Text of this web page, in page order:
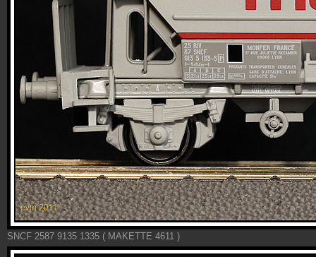
SNCF 2587 9135 1335 ( MAKETTE 4611 )